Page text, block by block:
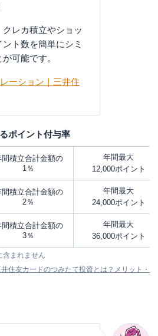
レカ積立やショッ
ト数を簡単にシミ
可能です。
ーション｜三井住
ポイント付与率
間積立合計金額の
1％
年間最大
12,000ポイント
間積立合計金額の
2％
年間最大
24,000ポイント
間積立合計金額の
3％
年間最大
36,000ポイント
まれません
住友カードのつみたて投資とは？メリット・